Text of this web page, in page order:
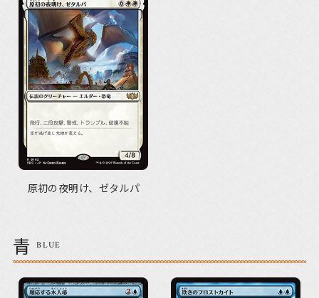
原初の夜明け、ゼタルパ
青 BLUE